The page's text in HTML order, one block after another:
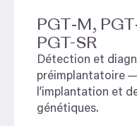
PGT‑M, PGT
PGT-SR
Détection et
préimplantatoire —
l’implantation et
génétiques.